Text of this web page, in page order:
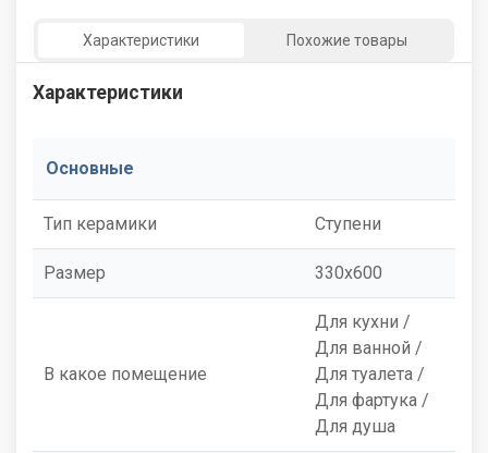
Характеристики Похожие товары
Характеристики
Основные
Тип керамики Ступени
Размер 330x600
В какое помещение
Для кухни /
Для ванной /
Для туалета /
Для фартука /
Для душа